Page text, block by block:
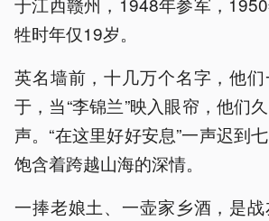
牲时年仅19岁。
英名墙前，十几万个名字，他
于，当“李锦兰”映入眼帘，他们
声。“在这里好好安息”一声迟到
饱含着跨越山海的深情。
一捧老娘土、一壶家乡酒，是